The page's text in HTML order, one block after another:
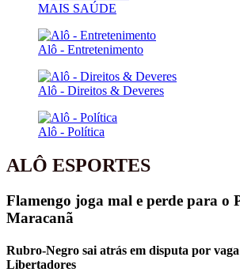
MAIS SAÚDE
Alô - Entretenimento
Alô - Direitos & Deveres
Alô - Política
ALÔ ESPORTES
Flamengo joga mal e perde para o
Maracanã
Rubro-Negro sai atrás em disputa por
Libertadores